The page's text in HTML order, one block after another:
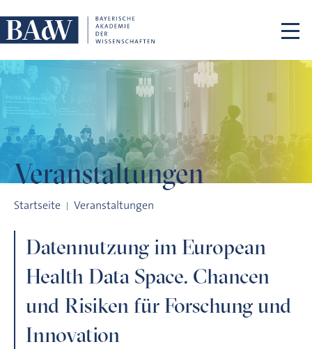
Veranstaltungen
Startseite Veranstaltungen
Datennutzung im European
Health Data Space. Chancen
und Risiken für Forschung und
Innovation